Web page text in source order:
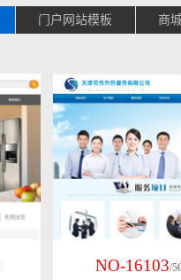
门户网站模板 商
NO-16103/